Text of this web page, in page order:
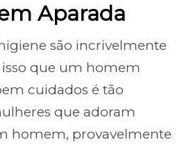
Aparada
são incrivelmente
que um homem
cuidados é tão
que adoram
homem, provavelmente